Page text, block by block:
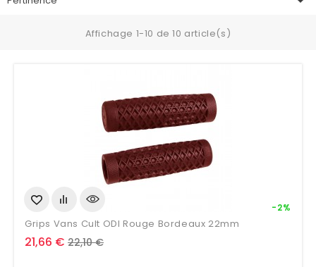
Affichage 1-10 de 10 article(s)
Grips Vans Cult ODI Rouge Bordeaux 22mm
Prix
21,66 €
-2%
Prix
22,10 €